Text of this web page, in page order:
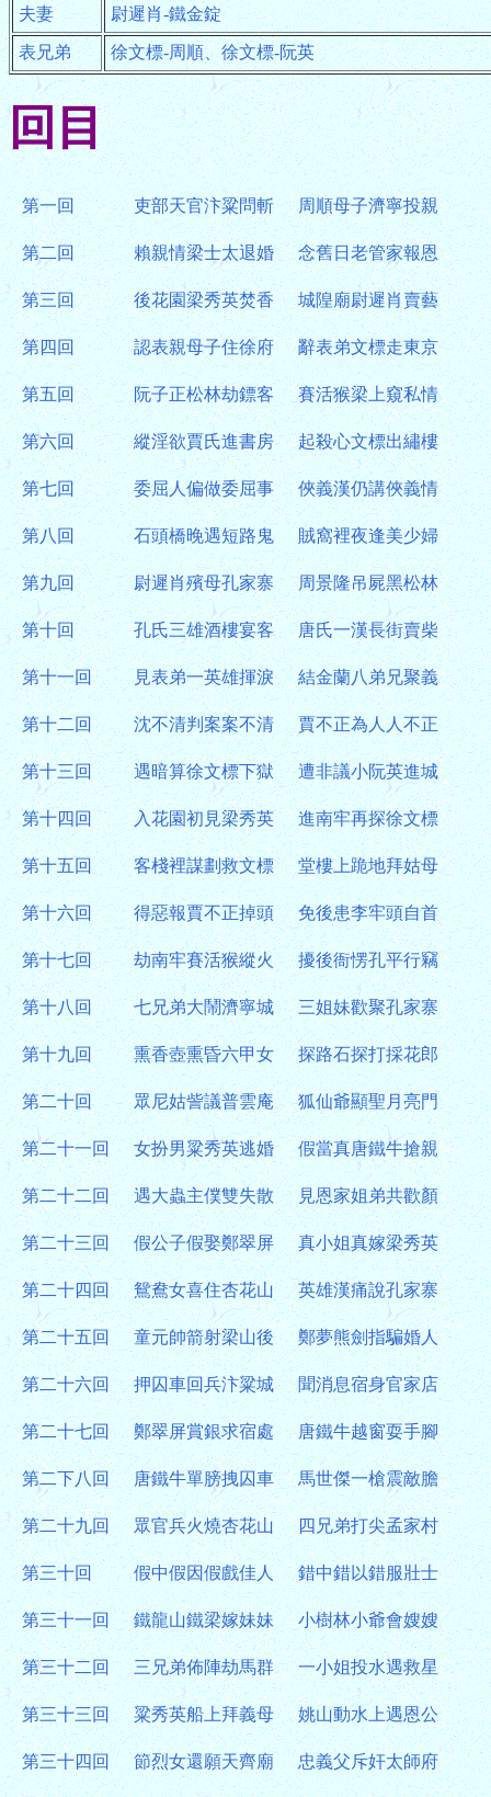
夫妻 尉遲肖-鐵金錠
表兄弟 徐文標-周順、徐文標-阮英
回目
第一回 吏部天官汴粱問斬 周順母子濟寧投親
第二回 賴親情梁士太退婚 念舊日老管家報恩
第三回 後花園梁秀英焚香 城隍廟尉遲肖賣藝
第四回 認表親母子住徐府 辭表弟文標走東京
第五回 阮子正松林劫鏢客 賽活猴梁上窺私情
第六回 縱淫欲賈氏進書房 起殺心文標出繡樓
第七回 委屈人偏做委屈事 俠義漢仍講俠義情
第八回 石頭橋晚遇短路鬼 賊窩裡夜逢美少婦
第九回 尉遲肖殯母孔家寨 周景隆吊屍黑松林
第十回 孔氏三雄酒樓宴客 唐氏一漢長街賣柴
第十一回 見表弟一英雄揮淚 結金蘭八弟兄聚義
第十二回 沈不清判案案不清 賈不正為人人不正
第十三回 遇暗算徐文標下獄 遭非議小阮英進城
第十四回 入花園初見梁秀英 進南牢再探徐文標
第十五回 客棧裡謀劃救文標 堂樓上跪地拜姑母
第十六回 得惡報賈不正掉頭 免後患李牢頭自首
第十七回 劫南牢賽活猴縱火 擾後衙愣孔平行竊
第十八回 七兄弟大鬧濟寧城 三姐妹歡聚孔家寨
第十九回 熏香壺熏昏六甲女 探路石探打採花郎
第二十回 眾尼姑訾議普雲庵 狐仙爺顯聖月亮門
第二十一回 女扮男粱秀英逃婚 假當真唐鐵牛搶親
第二十二回 遇大蟲主僕雙失散 見恩家姐弟共歡顏
第二十三回 假公子假娶鄭翠屏 真小姐真嫁梁秀英
第二十四回 鴛鴦女喜住杏花山 英雄漢痛說孔家寨
第二十五回 童元帥箭射梁山後 鄭夢熊劍指騙婚人
第二十六回 押囚車回兵汴粱城 聞消息宿身官家店
第二十七回 鄭翠屏賞銀求宿處 唐鐵牛越窗耍手腳
第二下八回 唐鐵牛單膀拽囚車 馬世傑一槍震敵膽
第二十九回 眾官兵火燒杏花山 四兄弟打尖孟家村
第三十回 假中假因假戲佳人 錯中錯以錯服壯士
第三十一回 鐵龍山鐵梁嫁妹妹 小樹林小爺會嫂嫂
第三十二回 三兄弟佈陣劫馬群 一小姐投水遇救星
第三十三回 粱秀英船上拜義母 姚山動水上遇恩公
第三十四回 節烈女還願天齊廟 忠義父斥奸太師府